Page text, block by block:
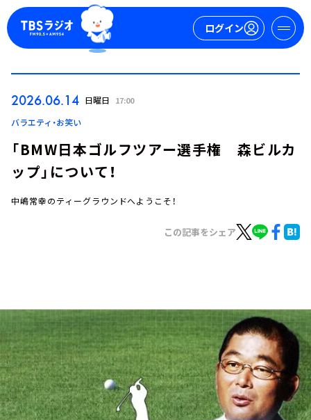
ログイン
ログイン
お知らせ
イベント・グッズ
YouTube
会社情報
2026.06.14 日曜日 17:00
バラエティ・お笑い
「BMW日本ゴルフツアー選手権 森ビルカ
ップ」について！
中嶋常幸のティーグラウンドへようこそ！
この記事をシェア